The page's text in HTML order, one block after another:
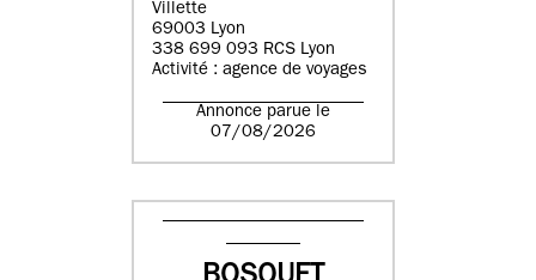
Villette
69003 Lyon
338 699 093 RCS Lyon
Activité : agence de voyages
Annonce parue le
07/08/2026